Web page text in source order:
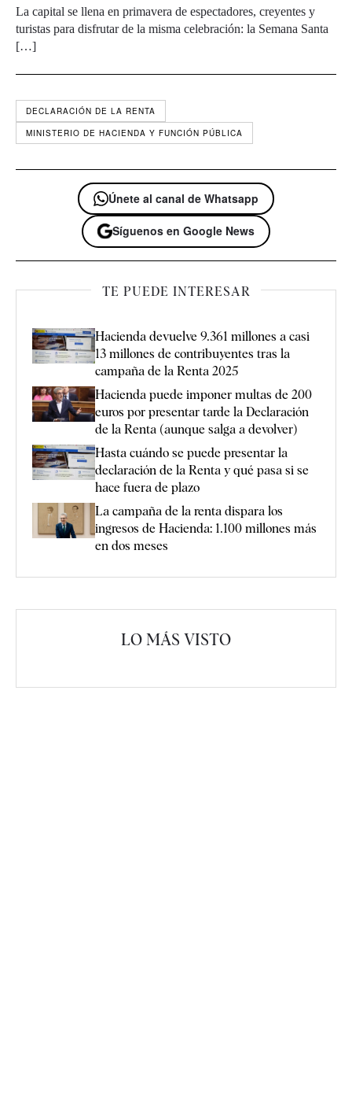
La capital se llena en primavera de espectadores, creyentes y
turistas para disfrutar de la misma celebración: la Semana Santa
[…]
DECLARACIÓN DE LA RENTA
MINISTERIO DE HACIENDA Y FUNCIÓN PÚBLICA
Únete al canal de Whatsapp
Síguenos en Google News
TE PUEDE INTERESAR
Hacienda devuelve 9.361 millones a casi
13 millones de contribuyentes tras la
campaña de la Renta 2025
Hacienda puede imponer multas de 200
euros por presentar tarde la Declaración
de la Renta (aunque salga a devolver)
Hasta cuándo se puede presentar la
declaración de la Renta y qué pasa si se
hace fuera de plazo
La campaña de la renta dispara los
ingresos de Hacienda: 1.100 millones más
en dos meses
LO MÁS VISTO